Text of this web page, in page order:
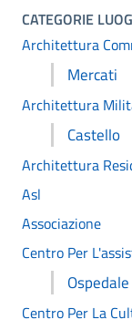
CATEGORIE
Architettura
Mercati
Architettura
Castello
Architettura
Asl
Associazione
Centro Per
Ospedale
Centro Per La